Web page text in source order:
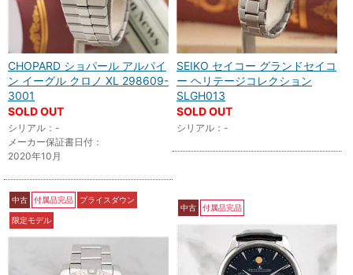
CHOPARD ショパール アルパイ
ン イーグル クロノ XL 298609-
3001
SOLD OUT
シリアル：-
メーカー保証書日付：
2020年10月
SEIKO セイコー グランドセイコ
ー ヘリテージコレクション
SLGH013
SOLD OUT
シリアル：-
中古 付属品完品 プライスダウン
限定モデル
中古 付属品完品